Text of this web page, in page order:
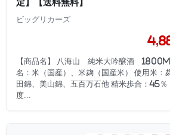
定】【送料無料】
ビッグリカーズ
【商品名】 八海山 純米大吟醸酒
名：米（国産）、米麹（国産米） 使用米
田錦、美山錦、五百万石他 精米歩合：45
度...